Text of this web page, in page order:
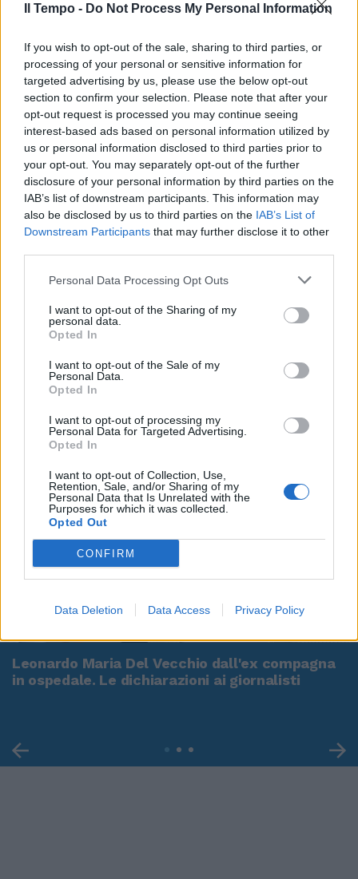
Il Tempo - Do Not Process My Personal Information
If you wish to opt-out of the sale, sharing to third parties, or
processing of your personal or sensitive information for
targeted advertising by us, please use the below opt-out
section to confirm your selection. Please note that after your
opt-out request is processed you may continue seeing
interest-based ads based on personal information utilized by
us or personal information disclosed to third parties prior to
your opt-out. You may separately opt-out of the further
disclosure of your personal information by third parties on the
IAB’s list of downstream participants. This information may
also be disclosed by us to third parties on the IAB’s List of
Downstream Participants that may further disclose it to other
Personal Data Processing Opt Outs
I want to opt-out of the Sharing of my
personal data.
Opted In
I want to opt-out of the Sale of my
Personal Data.
Opted In
I want to opt-out of processing my
Personal Data for Targeted Advertising.
Opted In
I want to opt-out of Collection, Use,
Retention, Sale, and/or Sharing of my
Personal Data that Is Unrelated with the
Purposes for which it was collected.
Opted Out
CONFIRM
Data Deletion Data Access Privacy Policy
Leonardo Maria Del Vecchio dall'ex compagna
in ospedale. Le dichiarazioni ai giornalisti